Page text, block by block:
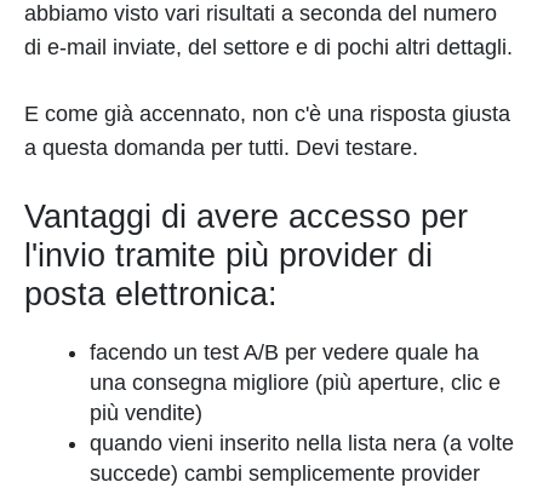
abbiamo visto vari risultati a seconda del numero
di e-mail inviate, del settore e di pochi altri dettagli.
E come già accennato, non c'è una risposta giusta
a questa domanda per tutti. Devi testare.
Vantaggi di avere accesso per
l'invio tramite più provider di
posta elettronica:
facendo un test A/B per vedere quale ha
una consegna migliore (più aperture, clic e
più vendite)
quando vieni inserito nella lista nera (a volte
succede) cambi semplicemente provider